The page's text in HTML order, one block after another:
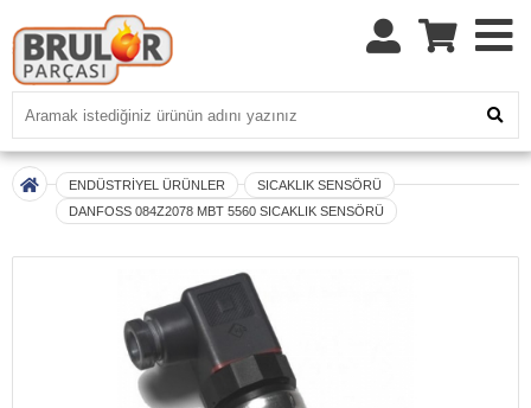
ENDÜSTRİYEL ÜRÜNLER
SICAKLIK SENSÖRÜ
DANFOSS 084Z2078 MBT 5560 SICAKLIK SENSÖRÜ